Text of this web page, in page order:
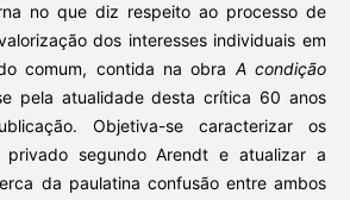
no que diz respeito ao processo de
dos interesses individuais em
comum, contida na obra A condição
pela atualidade desta crítica 60 anos
Objetiva-se caracterizar os
segundo Arendt e atualizar a
da paulatina confusão entre ambos